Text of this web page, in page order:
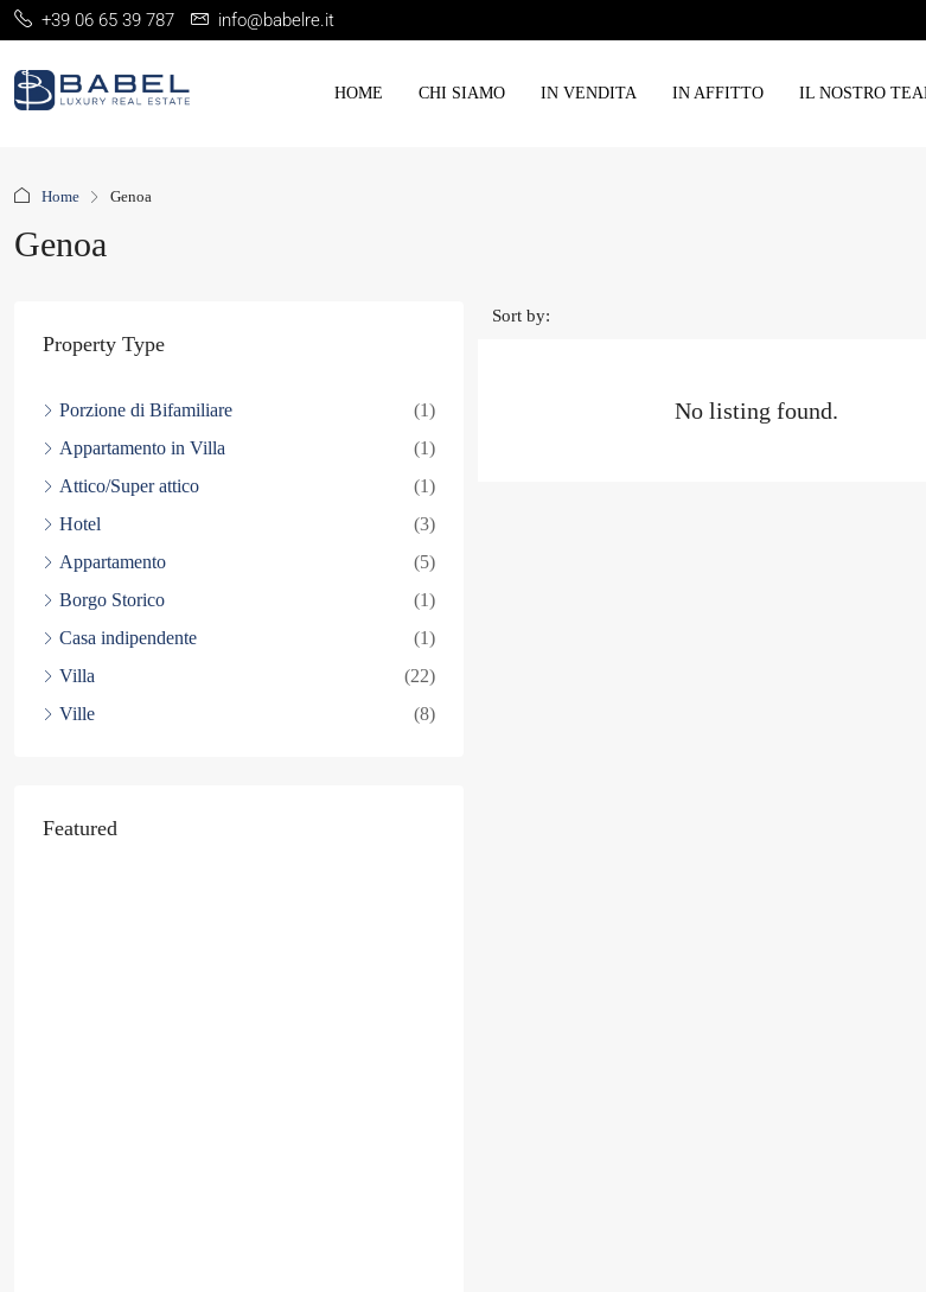
+39 06 65 39 787 info@babelre.it
HOME CHI SIAMO IN VENDITA IN AFFITTO IL NOSTRO
Home Genoa
Genoa
Sort by:
No listing found.
Property Type
Porzione di Bifamiliare
(1)
Appartamento in Villa
(1)
Attico/Super attico
(1)
Hotel
(3)
Appartamento
(5)
Borgo Storico
(1)
Casa indipendente
(1)
Villa
(22)
Ville
(8)
Featured